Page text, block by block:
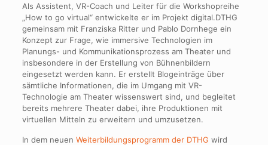
Als Assistent, VR-Coach und Leiter für die Workshopreihe
„How to go virtual“ entwickelte er im Projekt digital.DTHG
gemeinsam mit Franziska Ritter und Pablo Dornhege ein
Konzept zur Frage, wie immersive Technologien im
Planungs- und Kommunikationsprozess am Theater und
insbesondere in der Erstellung von Bühnenbildern
eingesetzt werden kann. Er erstellt Blogeinträge über
sämtliche Informationen, die im Umgang mit VR-
Technologie am Theater wissenswert sind, und begleitet
bereits mehrere Theater dabei, ihre Produktionen mit
virtuellen Mitteln zu erweitern und umzusetzen.
In dem neuen Weiterbildungsprogramm der DTHG wird